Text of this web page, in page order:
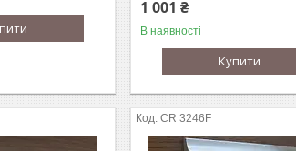
1 001 ₴
В наявності
Купити
CR 3246F